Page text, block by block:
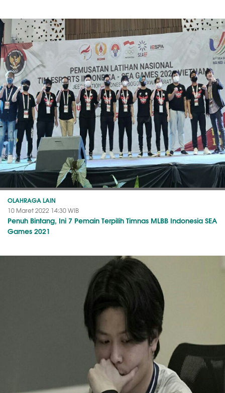
OLAHRAGA LAIN
10 Maret 2022 14:30 WIB
Penuh Bintang, Ini 7 Pemain Terpilih Timnas MLBB Indonesia SEA
Games 2021